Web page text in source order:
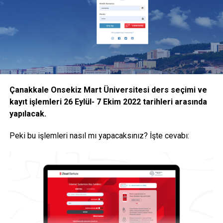
İşte YÖK Başkanı Özvar’ın açıkladığı
kararlar
YÖK Başkanı Erol Özvar’ın açıklamalarına göre alınan
kararlar şu şekilde:
“Halihazırda uygulanmakta olan uzaktan öğretim ile birlikte
isteyen öğrencilere devam şartı aranmaksızın sınıflarda
yüz yüze eğitim verilebilmesine,
öğretim ile hem de yüz yüze verilebilmesine ilişkin
kararları ilgili kurullarında alarak gerekli düzenlemeleri
Yürürlükte olan “Yükseköğretim Kurumlarında Uzaktan
Çanakkale Onsekiz Mart Üniversitesi ders seçimi ve
kayıt işlemleri 26 Eylül- 7 Ekim 2022 tarihleri arasında
yapılacak.
Peki bu işlemleri nasıl mı yapacaksınız? İşte cevabı: